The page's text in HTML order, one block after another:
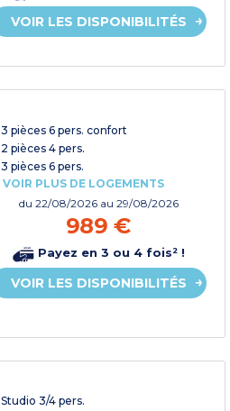
VOIR LES DISPONIBILITÉS
3 pièces 6 pers. confort
2 pièces 4 pers.
3 pièces 6 pers.
VOIR PLUS DE LOGEMENTS
du22/08/2026 au 29/08/2026
989 €
Payez en 3 ou 4 fois² !
VOIR LES DISPONIBILITÉS
Studio 3/4 pers.